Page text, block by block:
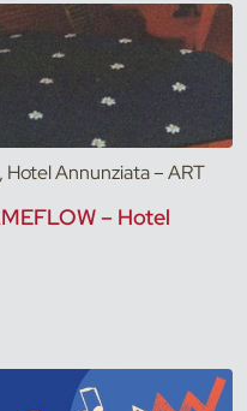
Annunziata – ART
– Hotel